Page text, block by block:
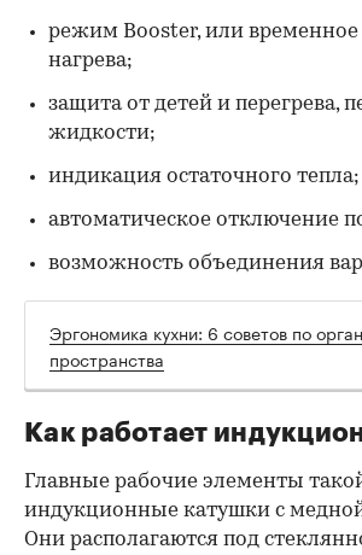
режим Booster, или временное
нагрева;
защита от детей и перегрева,
жидкости;
индикация остаточного тепла;
автоматическое отключение
возможность объединения
Эргономика кухни: 6 советов по
пространства
Как работает
Главные рабочие элементы
индукционные катушки с
Они располагаются под